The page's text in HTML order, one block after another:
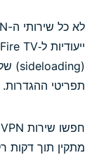
תפריטי ההגדרות.